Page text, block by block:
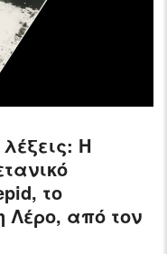
Η
το
Λέρο, από τον